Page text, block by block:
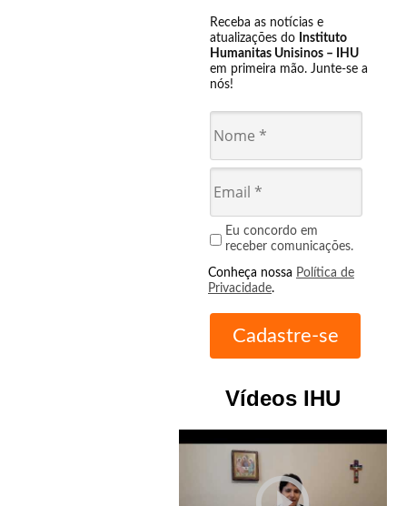
Receba as notícias e
atualizações do Instituto
Humanitas Unisinos – IHU
em primeira mão. Junte-se a
nós!
Eu concordo em
receber comunicações.
Conheça nossa Política de
Privacidade.
Vídeos IHU